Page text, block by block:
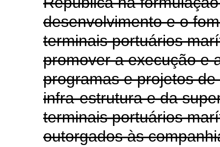
desenvolvimento e o
terminais portuários
promover a execução e
programas e projetos
infra-estrutura e da
terminais portuários
outorgados às